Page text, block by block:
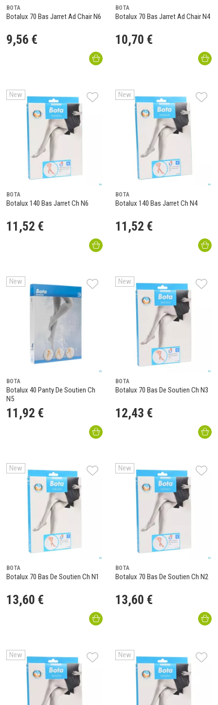
BOTA
Botalux 70 Bas Jarret Ad Chair N6
9,56 €
BOTA
Botalux 70 Bas Jarret Ad Chair N4
10,70 €
New
BOTA
Botalux 140 Bas Jarret Ch N6
11 ,52 €
New
BOTA
Botalux 140 Bas Jarret Ch N4
11 ,52 €
New
BOTA
Botalux 40 Panty De Soutien Ch
N5
11 ,92 €
New
BOTA
Botalux 70 Bas De Soutien Ch N3
12,43 €
New
BOTA
Botalux 70 Bas De Soutien Ch N1
13,60 €
New
BOTA
Botalux 70 Bas De Soutien Ch N2
13,60 €
New New